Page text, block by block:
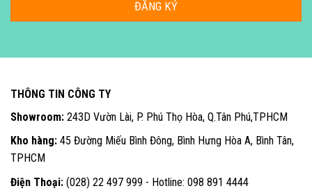
THÔNG TIN CÔNG TY
Showroom: 243D Vườn Lài, P. Phú Thọ Hòa, Q.Tân Phú,TPHCM
Kho hàng: 45 Đường Miếu Bình Đông, Bình Hưng Hòa A, Bình Tân,
TPHCM
Điện Thoại: (028) 22 497 999 - Hotline: 098 891 4444